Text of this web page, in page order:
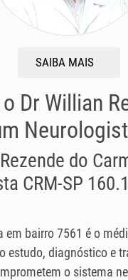
SAIBA MAIS
Dr Willian
do
CRM-SP
em bairro 7561 é o
estudo, diagnóstico e
o sistema